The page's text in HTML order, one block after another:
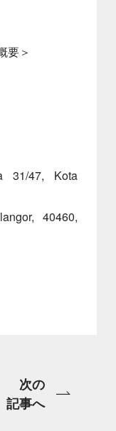
要＞
31/47, Kota
40460,
次の
記事へ